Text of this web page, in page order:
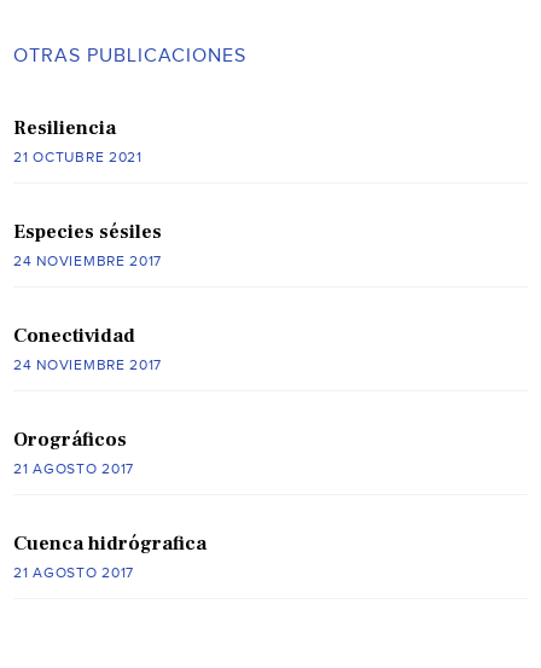
OTRAS PUBLICACIONES
Resiliencia
21 OCTUBRE 2021
Especies sésiles
24 NOVIEMBRE 2017
Conectividad
24 NOVIEMBRE 2017
Orográficos
21 AGOSTO 2017
Cuenca hidrógrafica
21 AGOSTO 2017